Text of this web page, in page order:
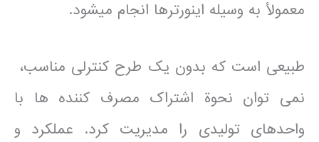
معمولأ به وسیله اینورترها انجام می­شود.
طبیعی است که بدون یک طرح کنترلی مناسب،
نمی توان نحوة اشتراک مصرف کننده ها با
واحدهای تولیدی را مدیریت کرد. عملکرد و